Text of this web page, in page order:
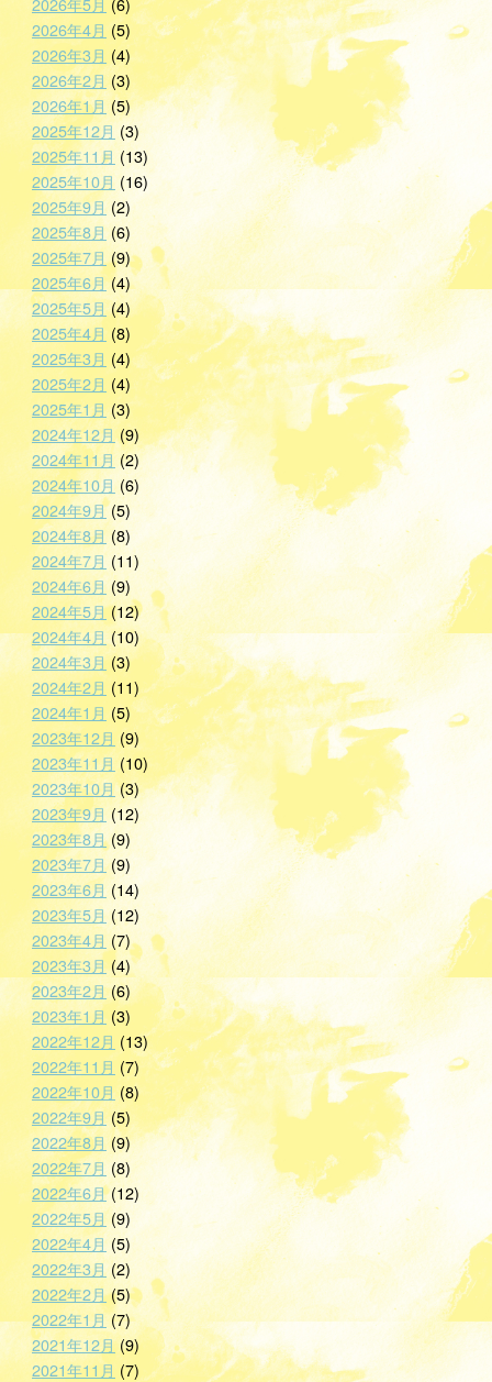
2026年4月 (5)
2026年3月 (4)
2026年2月 (3)
2026年1月 (5)
2025年12月 (3)
2025年11月 (13)
2025年10月 (16)
2025年9月 (2)
2025年8月(6)
2025年7月(9)
2025年6月(4)
2025年5月(4)
2025年4月 (8)
2025年3月 (4)
2025年2月 (4)
2025年1月(3)
2024年12月(9)
2024年11月 (2)
2024年10月(6)
2024年9月(5)
2024年8月 (8)
2024年7月 (11)
2024年6月(9)
2024年5月(12)
2024年4月(10)
2024年3月(3)
2024年2月 (11)
2024年1月 (5)
2023年12月 (9)
2023年11月 (10)
2023年10月(3)
2023年9月 (12)
2023年8月(9)
2023年7月(9)
2023年6月 (14)
2023年5月 (12)
2023年4月 (7)
2023年3月(4)
2023年2月(6)
2023年1月 (3)
2022年12月 (13)
2022年11月 (7)
2022年10月 (8)
2022年9月 (5)
2022年8月 (9)
2022年7月 (8)
2022年6月(12)
2022年5月 (9)
2022年4月 (5)
2022年3月(2)
2022年2月(5)
2022年1月(7)
2021年12月(9)
2021年11月 (7)